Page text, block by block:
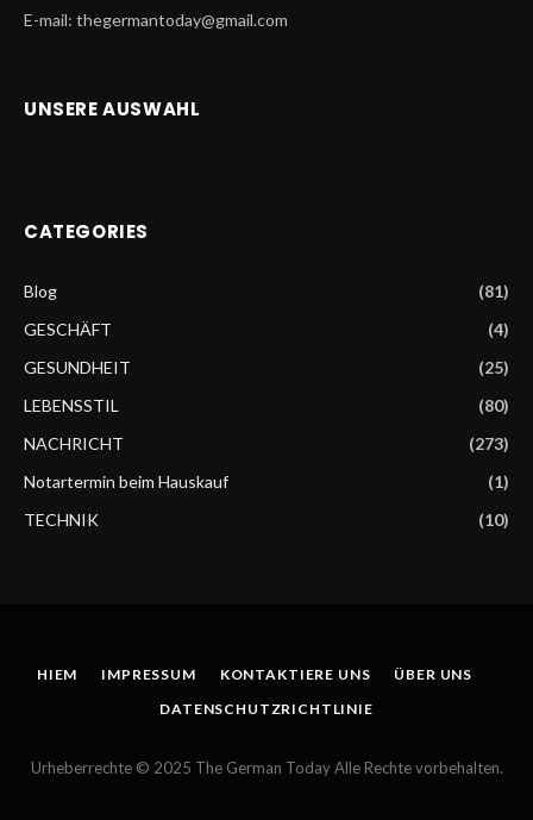
E-mail: thegermantoday@gmail.com
UNSERE AUSWAHL
CATEGORIES
Blog
(81)
GESCHÄFT
(4)
GESUNDHEIT
(25)
LEBENSSTIL
(80)
NACHRICHT
(273)
Notartermin beim Hauskauf
(1)
TECHNIK
(10)
HIEM IMPRESSUM KONTAKTIERE UNS
ÜBER UNS
DATENSCHUTZRICHTLINIE
Urheberrechte © 2025 The German Today Alle Rechte vorbehalten.